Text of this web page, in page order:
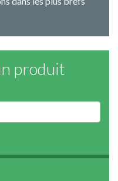
produit